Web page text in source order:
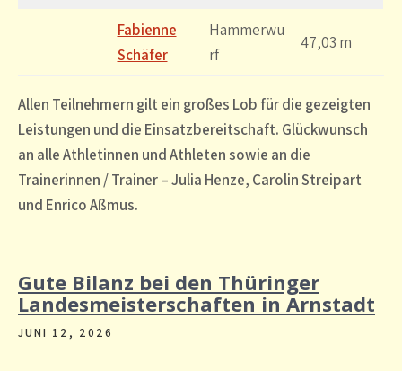
Fabienne
Schäfer
Hammerwu
rf
47,03 m
Allen Teilnehmern gilt ein großes Lob für die gezeigten
Leistungen und die Einsatzbereitschaft. Glückwunsch
an alle Athletinnen und Athleten sowie an die
Trainerinnen / Trainer – Julia Henze, Carolin Streipart
und Enrico Aßmus.
Gute Bilanz bei den Thüringer
Landesmeisterschaften in Arnstadt
JUNI 12, 2026